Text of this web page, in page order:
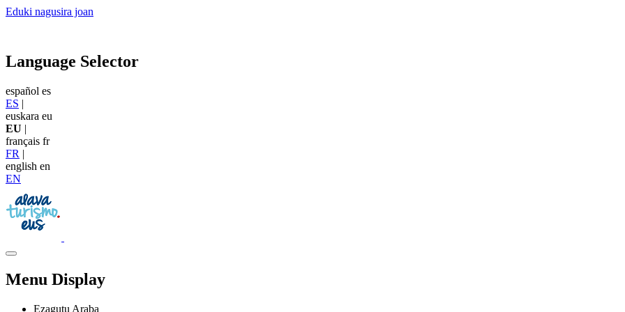
Eduki nagusira joan
Language Selector
español es
ES |
euskara eu
EU |
français fr
FR |
english en
EN
Menu Display
Ezagutu Araba